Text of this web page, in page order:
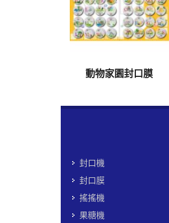
動物家園封口膜
封口機
封口膜
搖搖機
果糖機